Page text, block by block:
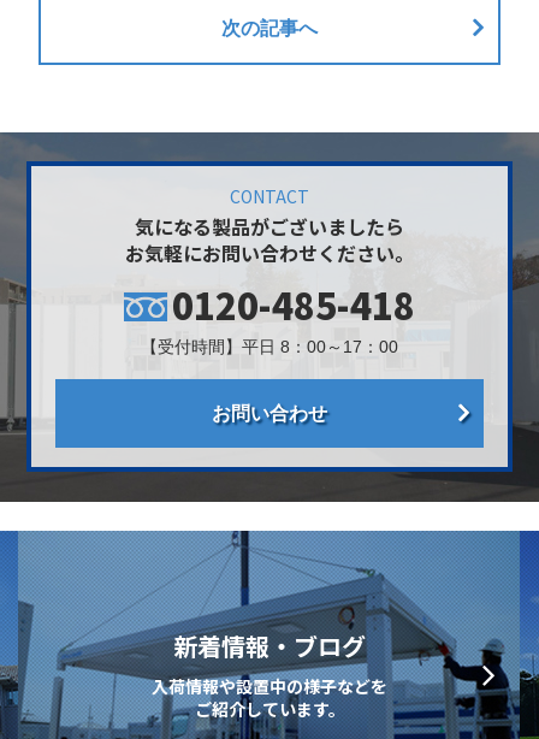
次の記事へ
CONTACT
気になる製品がございましたら
お気軽にお問い合わせください。
0120-485-418
【受付時間】平日 8：00～17：00
お問い合わせ
新着情報・ブログ
入荷情報や設置中の様子などを
ご紹介しています。